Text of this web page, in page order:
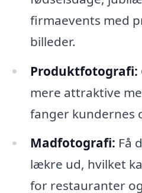
firmaevents med
billeder.
Produktfotografi:
mere attraktive
fanger kundernes
Madfotografi: Få
lækre ud, hvilket
for restauranter